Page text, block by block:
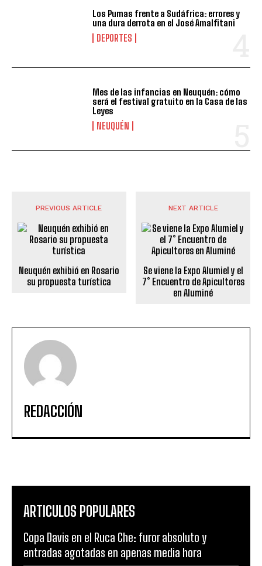
Los Pumas frente a Sudáfrica: errores y
una dura derrota en el José Amalfitani
DEPORTES
Mes de las infancias en Neuquén: cómo
será el festival gratuito en la Casa de las
Leyes
NEUQUÉN
PREVIOUS ARTICLE
Neuquén exhibió en Rosario
su propuesta turística
NEXT ARTICLE
Se viene la Expo Alumiel y el
7° Encuentro de Apicultores
en Aluminé
REDACCIÓN
ARTICULOS POPULARES
Copa Davis en el Ruca Che: furor absoluto y
entradas agotadas en apenas media hora